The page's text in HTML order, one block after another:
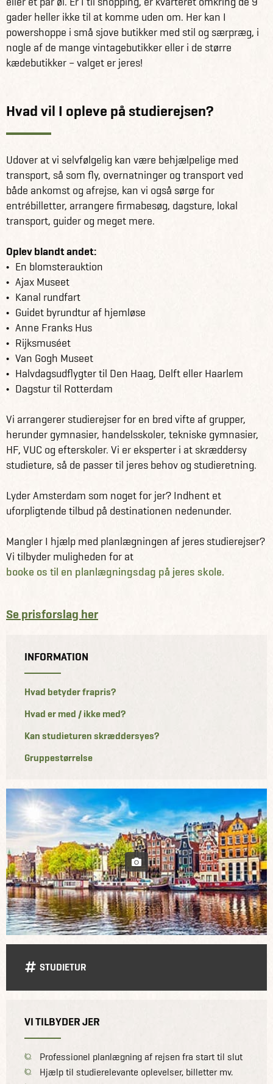
gader heller ikke til at komme uden om. Her kan I
powershoppe i små sjove butikker med stil og særpræg, i
nogle af de mange vintagebutikker eller i de større
kædebutikker – valget er jeres!
Hvad vil I opleve på studierejsen?
Udover at vi selvfølgelig kan være behjælpelige med
transport, så som fly, overnatninger og transport ved
både ankomst og afrejse, kan vi også sørge for
entrébilletter, arrangere firmabesøg, dagsture, lokal
transport, guider og meget mere.
Oplev blandt andet:
En blomsterauktion
Ajax Museet
Kanal rundfart
Guidet byrundtur af hjemløse
Anne Franks Hus
Rijksmuséet
Van Gogh Museet
Halvdagsudflygter til Den Haag, Delft eller Haarlem
Dagstur til Rotterdam
Vi arrangerer studierejser for en bred vifte af grupper,
herunder gymnasier, handelsskoler, tekniske gymnasier,
HF, VUC og efterskoler. Vi er eksperter i at skræddersy
studieture, så de passer til jeres behov og studieretning.
Lyder Amsterdam som noget for jer? Indhent et
uforpligtende tilbud på destinationen nedenunder.
Mangler I hjælp med planlægningen af jeres studierejser?
Vi tilbyder muligheden for at
booke os til en planlægningsdag på jeres skole.
Se prisforslag her
INFORMATION
Hvad betyder frapris?
Hvad er med / ikke med?
Kan studieturen skræddersyes?
Gruppestørrelse
STUDIETUR
VI TILBYDER JER
Professionel planlægning af rejsen fra start til slut
Hjælp til studierelevante oplevelser, billetter mv.